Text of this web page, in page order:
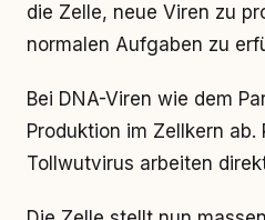
die Zelle, neue Viren zu
normalen Aufgaben zu
Bei DNA-Viren wie dem
Produktion im Zellkern ab.
Tollwutvirus arbeiten